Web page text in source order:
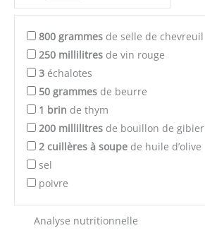
800 grammes de selle de chevreuil
250 millilitres de vin rouge
3 échalotes
50 grammes de beurre
1 brin de thym
200 millilitres de bouillon de gibier
2 cuillères à soupe de huile d’olive
sel
poivre
Analyse nutritionnelle